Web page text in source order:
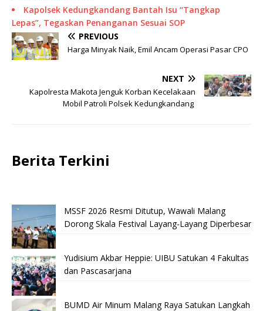
Kapolsek Kedungkandang Bantah Isu “Tangkap
Lepas”, Tegaskan Penanganan Sesuai SOP
PREVIOUS
Harga Minyak Naik, Emil Ancam Operasi Pasar CPO
NEXT
Kapolresta Makota Jenguk Korban Kecelakaan
Mobil Patroli Polsek Kedungkandang
Berita Terkini
MSSF 2026 Resmi Ditutup, Wawali Malang
Dorong Skala Festival Layang-Layang Diperbesar
Yudisium Akbar Heppie: UIBU Satukan 4 Fakultas
dan Pascasarjana
BUMD Air Minum Malang Raya Satukan Langkah